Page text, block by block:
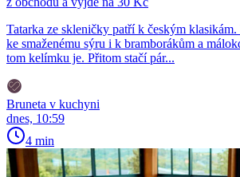
Tatarka ze skleničky patří k českým
ke smaženému sýru i k bramborákům a
tom kelímku je. Přitom stačí pár...
Bruneta v kuchyni
dnes, 10:59
4 min